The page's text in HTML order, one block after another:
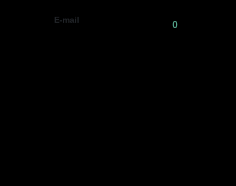
E-mail
0